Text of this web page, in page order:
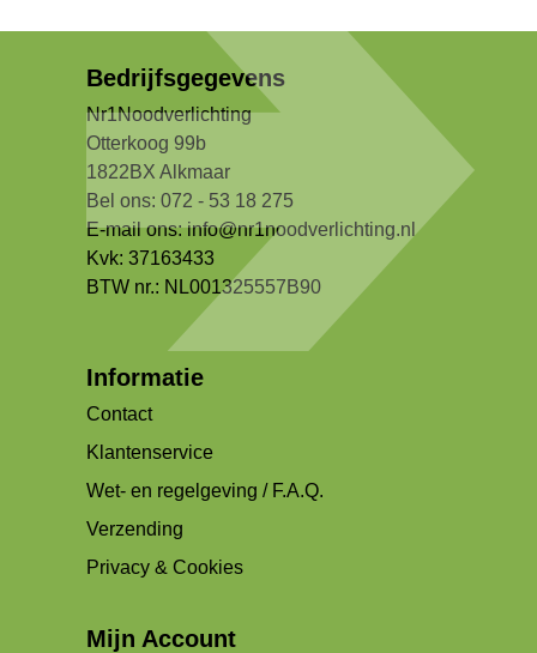
Bedrijfsgegevens
Nr1Noodverlichting
Otterkoog 99b
1822BX Alkmaar
Bel ons: 072 - 53 18 275
E-mail ons:info@nr1noodverlichting.nl
Kvk: 37163433
BTW nr.: NL001325557B90
Informatie
Contact
Klantenservice
Wet- en regelgeving / F.A.Q.
Verzending
Privacy & Cookies
Mijn Account